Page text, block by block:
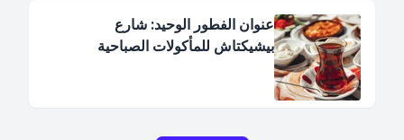
عنوان الفطور الوحيد: شارع
بيشيكتاش للمأكولات الصباحية